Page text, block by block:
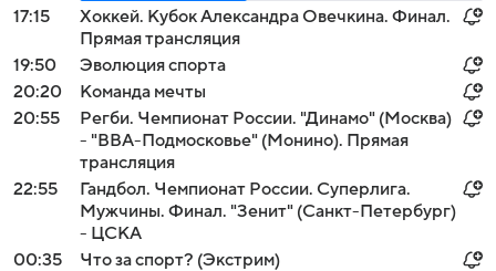
17:15
Хоккей. Кубок Александра Овечкина. Финал.
Прямая трансляция
19:50
Эволюция спорта
20:20
Команда мечты
20:55
Регби. Чемпионат России. "Динамо" (Москва)
- "ВВА-Подмосковье" (Монино). Прямая
трансляция
22:55
Гандбол. Чемпионат России. Суперлига.
Мужчины. Финал. "Зенит" (Санкт-Петербург)
- ЦСКА
00:35
Что за спорт? (Экстрим)